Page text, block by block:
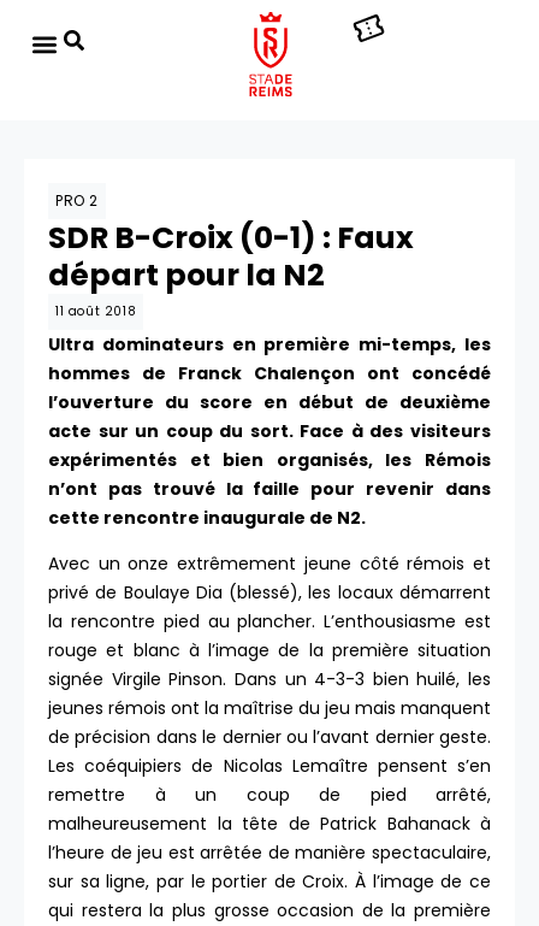
PRO 2
SDR B-Croix (0-1) : Faux
départ pour la N2
11 août 2018
Ultra dominateurs en première mi-temps, les
hommes de Franck Chalençon ont concédé
l’ouverture du score en début de deuxième
acte sur un coup du sort. Face à des visiteurs
expérimentés et bien organisés, les Rémois
n’ont pas trouvé la faille pour revenir dans
cette rencontre inaugurale de N2.
Avec un onze extrêmement jeune côté rémois et
privé de Boulaye Dia (blessé), les locaux démarrent
la rencontre pied au plancher. L’enthousiasme est
rouge et blanc à l’image de la première situation
signée Virgile Pinson. Dans un 4-3-3 bien huilé, les
jeunes rémois ont la maîtrise du jeu mais manquent
de précision dans le dernier ou l’avant dernier geste.
Les coéquipiers de Nicolas Lemaître pensent s’en
remettre à un coup de pied arrêté,
malheureusement la tête de Patrick Bahanack à
l’heure de jeu est arrêtée de manière spectaculaire,
sur sa ligne, par le portier de Croix. À l’image de ce
qui restera la plus grosse occasion de la première